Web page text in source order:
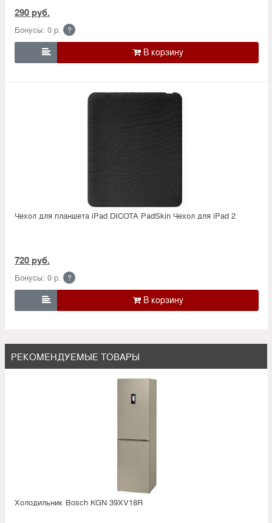
290 руб.
Бонусы: 0 р. ?

Чехол для планшета iPad DICOTA PadSkin Чехол для iPad 2
720 руб.
Бонусы: 0 р. ?

РЕКОМЕНДУЕМЫЕ ТОВАРЫ
Холодильник Bosсh KGN 39XV18R